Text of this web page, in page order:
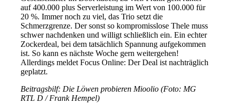
auf 400.000 plus Serverleistung im Wert von 100.000 für
20 %. Immer noch zu viel, das Trio setzt die
Schmerzgrenze. Der sonst so kompromisslose Thele muss
schwer nachdenken und willigt schließlich ein. Ein echter
Zockerdeal, bei dem tatsächlich Spannung aufgekommen
ist. So kann es nächste Woche gern weitergehen!
Allerdings meldet Focus Online: Der Deal ist nachträglich
geplatzt.
Beitragsbilf: Die Löwen probieren Mioolio (Foto: MG
RTL D / Frank Hempel)